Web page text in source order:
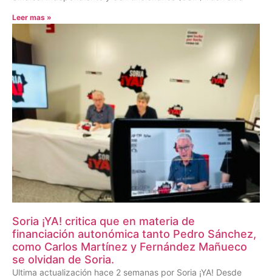
Leer mas »
Soria ¡YA! critica que en materia de
financiación autonómica tanto Pedro Sánchez,
como Carlos Martínez y Fernández Mañueco
se olvidan de Soria.
Ultima actualización hace 2 semanas por Soria ¡YA! Desde